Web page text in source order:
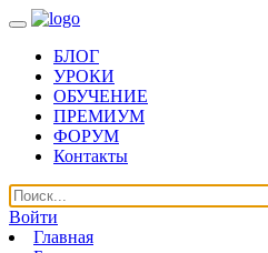
БЛОГ
УРОКИ
ОБУЧЕНИЕ
ПРЕМИУМ
ФОРУМ
Контакты
Войти
Главная